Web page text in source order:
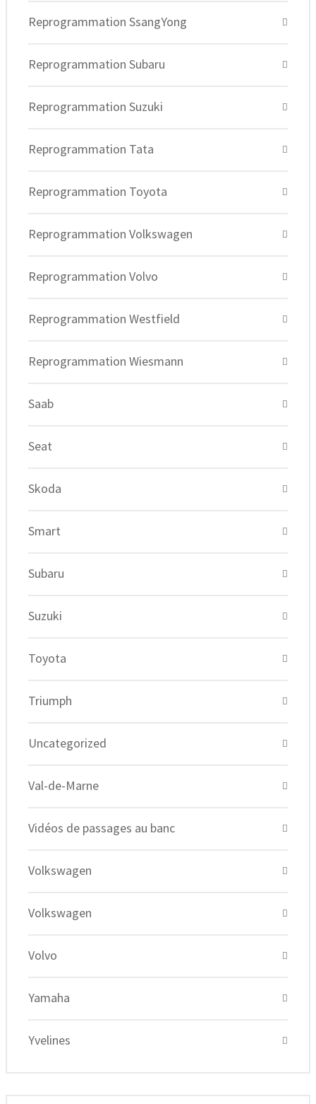
Reprogrammation SsangYong
Reprogrammation Subaru
Reprogrammation Suzuki
Reprogrammation Tata
Reprogrammation Toyota
Reprogrammation Volkswagen
Reprogrammation Volvo
Reprogrammation Westfield
Reprogrammation Wiesmann
Saab
Seat
Skoda
Smart
Subaru
Suzuki
Toyota
Triumph
Uncategorized
Val-de-Marne
Vidéos de passages au banc
Volkswagen
Volkswagen
Volvo
Yamaha
Yvelines